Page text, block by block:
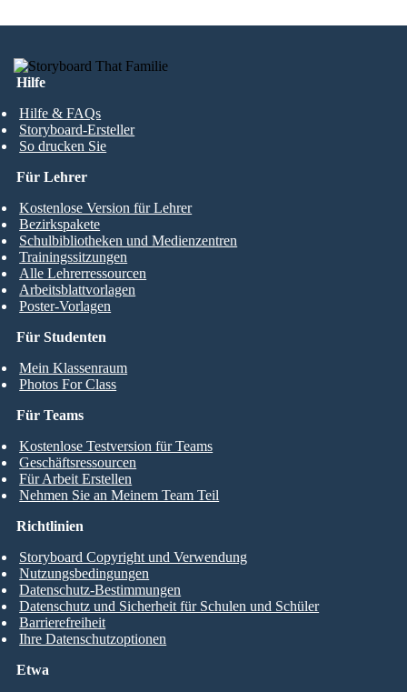
Hilfe
Hilfe & FAQs
Storyboard-Ersteller
So drucken Sie
Für Studenten
Mein Klassenraum
Photos For Class
Für Lehrer
Kostenlose Version für Lehrer
Bezirkspakete
Schulbibliotheken und Medienzentren
Trainingssitzungen
Alle Lehrerressourcen
Arbeitsblattvorlagen
Poster-Vorlagen
Für Teams
Kostenlose Testversion für Teams
Geschäftsressourcen
Für Arbeit Erstellen
Nehmen Sie an Meinem Team Teil
Etwa
Richtlinien
Storyboard Copyright und Verwendung
Nutzungsbedingungen
Datenschutz-Bestimmungen
Datenschutz und Sicherheit für Schulen und Schüler
Barrierefreiheit
Ihre Datenschutzoptionen